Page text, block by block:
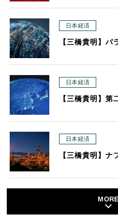
日本経済
【三橋貴明】パ
日本経済
【三橋貴明】
日本経済
【三橋貴明】ナ
MORE